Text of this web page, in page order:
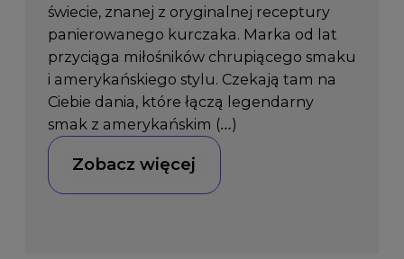
świecie, znanej z oryginalnej receptury
panierowanego kurczaka. Marka od lat
przyciąga miłośników chrupiącego smaku
i amerykańskiego stylu. Czekają tam na
Ciebie dania, które łączą legendarny
smak z amerykańskim (…)
Zobacz więcej